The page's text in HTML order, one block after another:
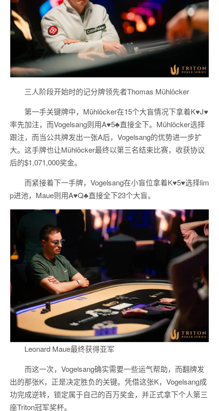
三人阶段开始时的记分牌领先者Thomas Mühlöcker
第一手关键牌中，Mühlöcker在15个大盲情况下拿着K♥J♥
率先加注，而Vogelsang则用A♥5♣直接全下。Mühlöcker选择
跟注，而当公共牌发出一张A后，Vogelsang的优势进一步扩
大。这手牌也让Mühlöcker最终以第三名结束比赛，收获协议
后的$1,071,000奖金。
而紧接着下一手牌，Vogelsang在小盲位拿着K♥5♥选择lim
p进池，Maue则用A♥Q♣直接全下23个大盲。
Leonard Maue最终获得亚军
而这一次，Vogelsang确实需要一些运气帮助，而翻牌发
出的那张K，正是决定胜负的关键。凭借这张K，Vogelsang成
功完成逆转，锁定属于自己的百万奖金，并正式拿下个人第三
座Triton冠军奖杯。